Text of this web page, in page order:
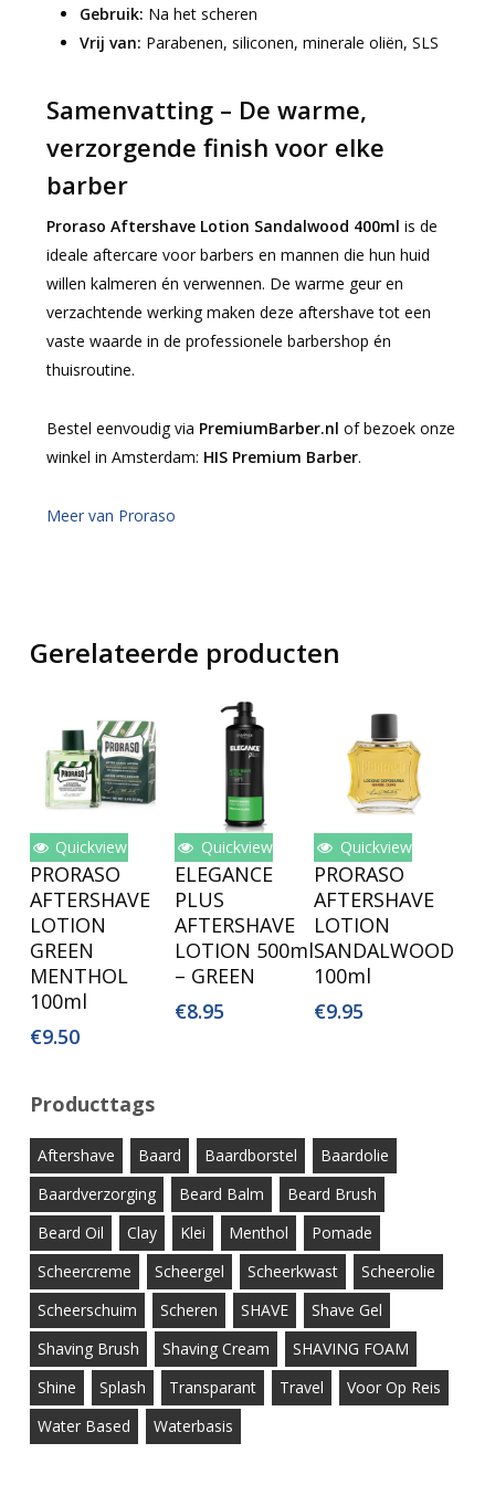
Gebruik: Na het scheren
Vrij van: Parabenen, siliconen, minerale oliën, SLS
Samenvatting – De warme,
verzorgende finish voor elke
barber
Proraso Aftershave Lotion Sandalwood 400ml is de
ideale aftercare voor barbers en mannen die hun huid
willen kalmeren én verwennen. De warme geur en
verzachtende werking maken deze aftershave tot een
vaste waarde in de professionele barbershop én
thuisroutine.
Bestel eenvoudig via PremiumBarber.nl of bezoek onze
winkel in Amsterdam: HIS Premium Barber.
Meer van Proraso
Gerelateerde producten
Toevoegen
Aan
Winkelwagen
Quickview
PRORASO
AFTERSHAVE
LOTION
GREEN
MENTHOL
100ml
€9.50
Lees Verder
Quickview
ELEGANCE
PLUS
AFTERSHAVE
LOTION 500ml
– GREEN
€8.95
Toevoegen
Aan
Winkelwagen
Quickview
PRORASO
AFTERSHAVE
LOTION
SANDALWOOD
100ml
€9.95
Producttags
Aftershave Baard Baardborstel
Baardolie
Baardverzorging
Beard Balm
Beard Brush
Beard Oil
Clay Klei Menthol
Pomade
Scheercreme
Scheergel Scheerkwast
Scheerolie
Scheerschuim
Scheren SHAVE
Shave Gel
Shaving Brush
Shaving Cream
SHAVING FOAM
Shine
Splash Transparant Travel
Voor Op Reis
Water Based
Waterbasis